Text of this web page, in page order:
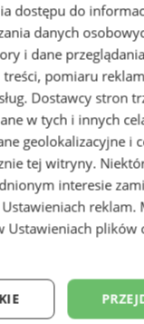
dostępu do
danych
i dane
pomiaru
Dostawcy stron
w tych i innych
geolokalizacyjne i
tej witryny.
interesie
Ustawieniach reklam.
Ustawieniach plików